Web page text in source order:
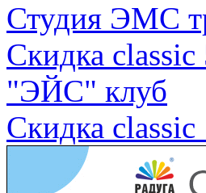
Студия ЭМС
Скидка classic
"ЭЙС" клуб
Скидка classic